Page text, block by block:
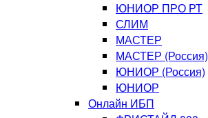
ЮНИОР ПРО РТ
СЛИМ
МАСТЕР
МАСТЕР (Россия)
ЮНИОР (Россия)
ЮНИОР
Онлайн ИБП